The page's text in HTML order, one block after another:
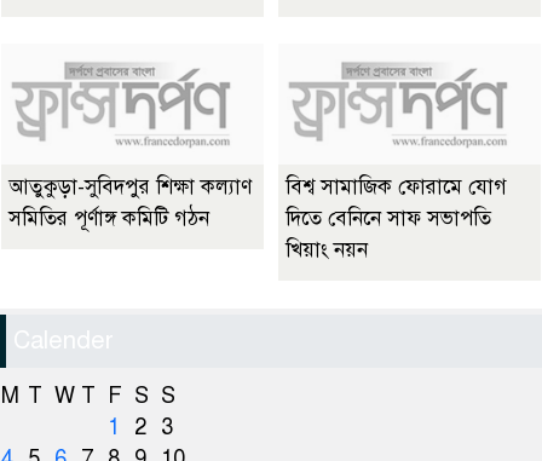
আতুকুড়া-সুবিদপুর শিক্ষা কল্যাণ
সমিতির পূর্ণাঙ্গ কমিটি গঠন
বিশ্ব সামাজিক ফোরামে যোগ
দিতে বেনিনে সাফ সভাপতি
খিয়াং নয়ন
Calender
M T W T F S S
1
2 3